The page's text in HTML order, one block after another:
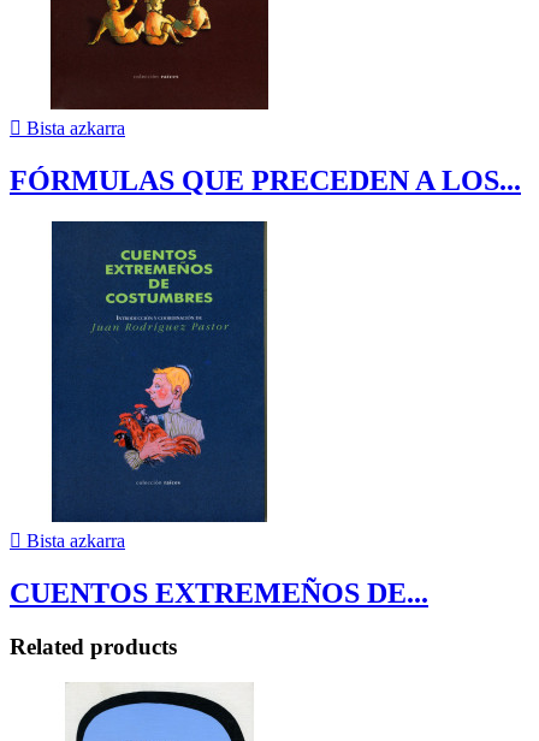
 Bista azkarra
FÓRMULAS QUE PRECEDEN A LOS...
 Bista azkarra
CUENTOS EXTREMEÑOS DE...
Related products